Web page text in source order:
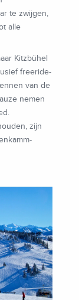
te zwijgen,
alle
Kitzbühel
freeride-
van de
nemen
zijn